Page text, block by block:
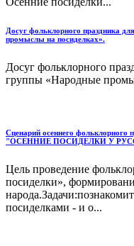
Досуг фольклорного праздника
промыслы на посиделках».
Досуг фольклорного
группы «Народные
Сценарий осеннего фольклорного
"ОСЕННИЕ ПОСИДЕЛКИ У
Цель проведение
посиделки»,
посиделками - и о...